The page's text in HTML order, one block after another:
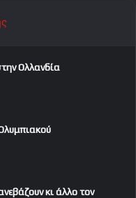
Ολλανδία
κι άλλο τον